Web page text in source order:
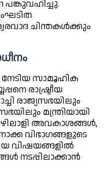
പങ്കുവഹിച്ചു.
ചിന്തകൾക്കും
സാമൂഹിക
രാഷ്ട്രീയ
രാജ്യസഭയിലും
മന്ത്രിയായി
അവകാശങ്ങൾ,
വിഭാഗങ്ങളുടെ
വിഷയങ്ങളിൽ
നടപ്പിലാക്കാൻ